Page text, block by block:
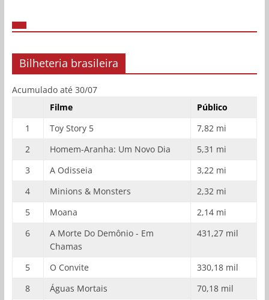
Bilheteria brasileira
Acumulado até 30/07
Filme
Público
1
Toy Story 5
7,82 mi
2
Homem-Aranha: Um Novo Dia
5,31 mi
3
A Odisseia
3,22 mi
4
Minions & Monsters
2,32 mi
5
Moana
2,14 mi
6
A Morte Do Demônio - Em
Chamas
431,27 mil
5 O Convite
330,18 mil
8
Águas Mortais
70,18 mil